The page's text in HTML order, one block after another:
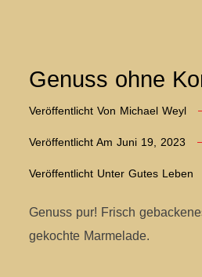
Genuss ohne
Veröffentlicht Von Michael Weyl
Veröffentlicht AmJuni 19, 2023
Veröffentlicht UnterGutes Leben
Genuss pur! Frisch
gekochte Marmelade.